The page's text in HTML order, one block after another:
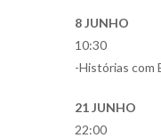
8 JUNHO
10:30
-Histórias com
21 JUNHO
22:00